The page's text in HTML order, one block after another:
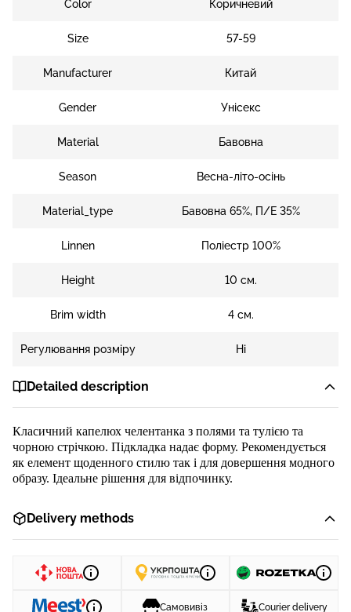
Color Коричневий
Size 57-59
Manufacturer Китай
Gender Унісекс
Material Бавовна
Season Весна-літо-осінь
Material_type Бавовна 65%, П/Е 35%
Linnen Поліестр 100%
Height 10 см.
Brim width 4 см.
Регулювання розміру Ні
Detailed description
Класичний капелюх челентанка з полями та тулією та
чорною стрічкою. Підкладка надає форму. Рекомендується
як елемент щоденного стилю так і для довершення модного
образу. Ідеальне рішення для відпочинку.
Delivery methods
Самовивіз Courier delivery